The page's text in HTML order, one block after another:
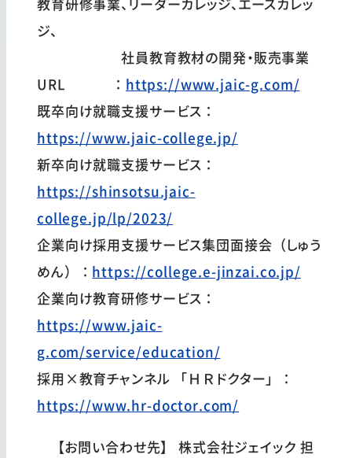
ジ、
社員教育教材の開発・販売事業
URL ： https://www.jaic-g.com/
既卒向け就職支援サービス：
https://www.jaic-college.jp/
新卒向け就職支援サービス：
https://shinsotsu.jaic-
college.jp/lp/2023/
企業向け採用支援サービス集団面接会（しゅう
めん）： https://college.e-jinzai.co.jp/
企業向け教育研修サービス：
https://www.jaic-
g.com/service/education/
採用×教育チャンネル 「ＨＲドクター」：
https://www.hr-doctor.com/
【お問い合わせ先】 株式会社ジェイック 担